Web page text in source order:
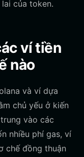
của token.
ví tiền
nào
và ví dựa
chủ yếu ở kiến
vào các
nhiều phí gas, ví
chế đồng thuận